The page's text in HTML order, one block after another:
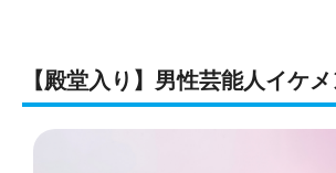
【殿堂入り】男性芸能人イケ